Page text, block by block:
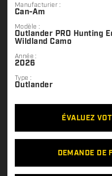
Manufacturier :
Can-Am
Modèle :
Outlander PRO Hunting
Wildland Camo
Année :
2026
Type :
Outlander
ÉVALUEZ
DEMANDE DE